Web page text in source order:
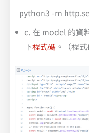
python3 -m
c. 在 model 的資
下程式碼 。（程